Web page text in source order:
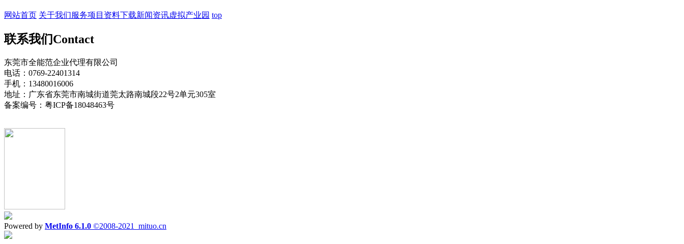
网站首页 关于我们服务项目 资料下载新闻资讯虚拟产业园 top
联系我们Contact
东莞市全能范企业代理有限公司
电话：0769-22401314
手机：13480016006
地址：广东省东莞市南城街道莞太路南城段22号2单元305室
备案编号：粤ICP备18048463号
Powered by MetInfo 6.1.0 ©2008-2021 mituo.cn